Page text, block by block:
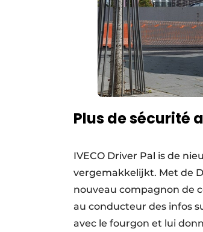
Plus de sécurité
IVECO Driver Pal is de
vergemakkelijkt. Met de
nouveau compagnon de
au conducteur des infos
avec le fourgon et lui